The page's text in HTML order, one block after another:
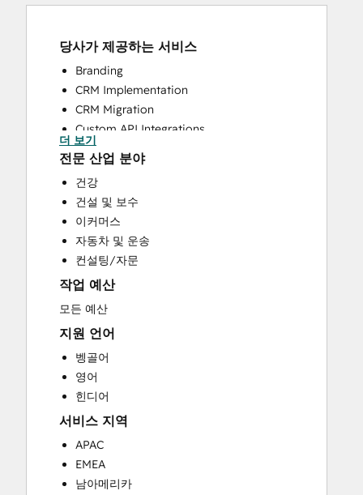
당사가 제공하는 서비스
Branding
CRM Implementation
CRM Migration
Custom API Integrations
Email Marketing
Paid Advertising
Search Engine Optimization
Social Media
Website Design
Website Development
Website Migration
더 보기
전문 산업 분야
건강
건설 및 보수
이커머스
자동차 및 운송
컨설팅/자문
작업 예산
모든 예산
지원 언어
벵골어
영어
힌디어
서비스 지역
APAC
EMEA
남아메리카